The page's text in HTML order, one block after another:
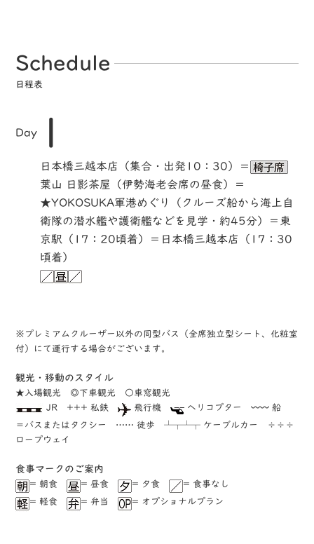
Schedule
日程表
Day 1
日本橋三越本店（集合・出発10：30）＝
葉山 日影茶屋（伊勢海老会席の昼食）＝
★YOKOSUKA軍港めぐり（クルーズ船から海上自
衛隊の潜水艦や護衛艦などを見学・約45分）＝東
京駅（17：20頃着）＝日本橋三越本店（17：30
頃着）
※プレミアムクルーザー以外の同型バス（全席独立型シート、化粧室
付）にて運行する場合がございます。
観光・移動のスタイル
★入場観光 ◎下車観光 ○車窓観光
JR +++ 私鉄
飛行機
ヘリコプター 〰〰 船
＝バスまたはタクシー …… 徒歩 ┴┬┴┬ ケーブルカー ÷÷÷
ロープウェイ
⾷事マークのご案内
= 朝食 = 昼食 = 夕食
= 食事なし
= 軽食
= 弁当 = オプショナルプラン